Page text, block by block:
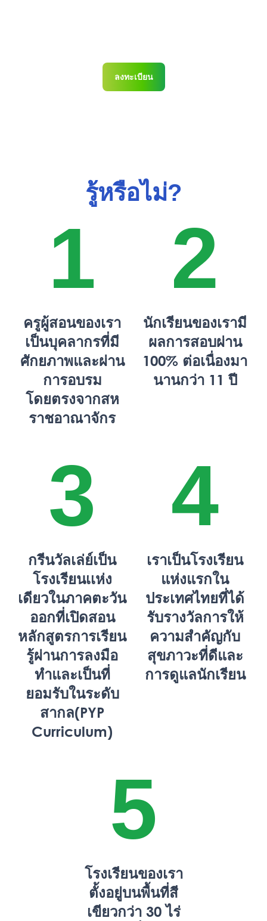
ลงทะเบียน
รู้หรือไม่?
1
ครูผู้สอนของเรา
เป็นบุคลากรที่มี
ศักยภาพและผ่าน
การอบรม
โดยตรงจากสห
ราชอาณาจักร
2
นักเรียนของเรามี
ผลการสอบผ่าน
100% ต่อเนื่องมา
นานกว่า 11 ปี
3
กรีนวัลเล่ย์เป็น
โรงเรียนเเห่ง
เดียวในภาคตะวัน
ออกที่เปิดสอน
หลักสูตรการเรียน
รู้ผ่านการลงมือ
ทำและเป็นที่
ยอมรับในระดับ
สากล(PYP
Curriculum)
4
เราเป็นโรงเรียน
แห่งแรกใน
ประเทศไทยที่ได้
รับรางวัลการให้
ความสำคัญกับ
สุขภาวะที่ดีและ
การดูแลนักเรียน
5
โรงเรียนของเรา
ตั้งอยู่บนพื้นที่สี
เขียวกว่า 30 ไร่